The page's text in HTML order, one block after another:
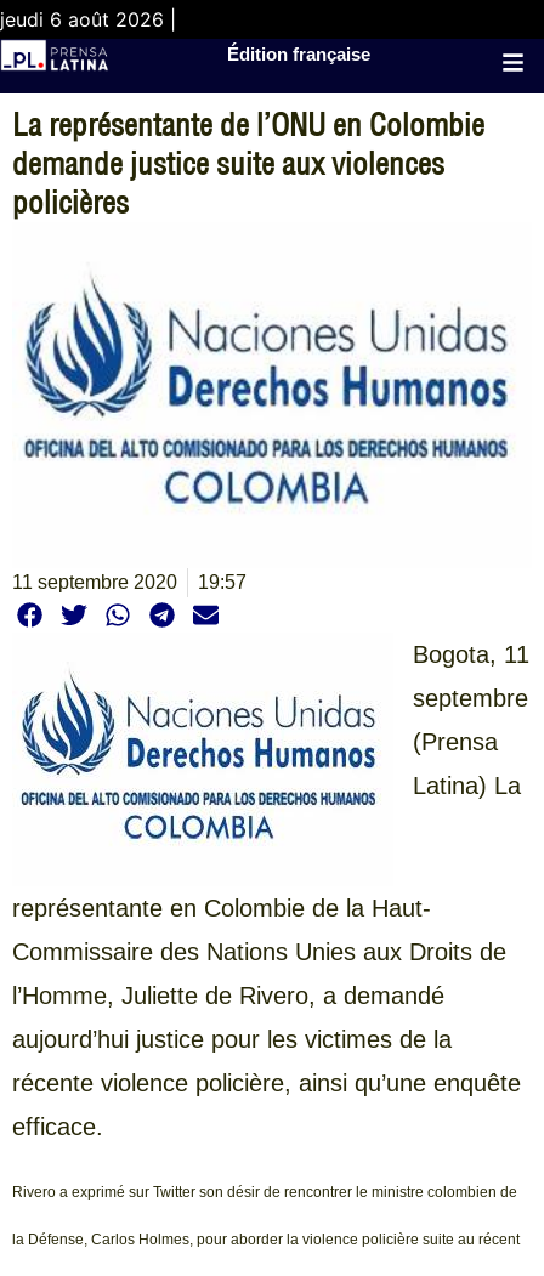
jeudi 6 août 2026 |
Édition française
La représentante de l’ONU en Colombie
demande justice suite aux violences
policières
11 septembre 2020 19:57
Bogota, 11
septembre
(Prensa
Latina) La
représentante en Colombie de la Haut-
Commissaire des Nations Unies aux Droits de
l’Homme, Juliette de Rivero, a demandé
aujourd’hui justice pour les victimes de la
récente violence policière, ainsi qu’une enquête
efficace.
Rivero a exprimé sur Twitter son désir de rencontrer le ministre colombien de
la Défense, Carlos Holmes, pour aborder la violence policière suite au récent